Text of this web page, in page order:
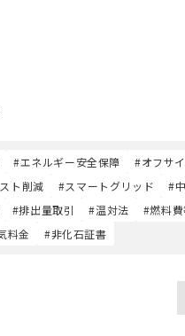
#エネルギー安全保障
#オフサ
ト削減 #スマートグリッド #
#排出量取引 #温対法 #燃料
料金 #非化石証書